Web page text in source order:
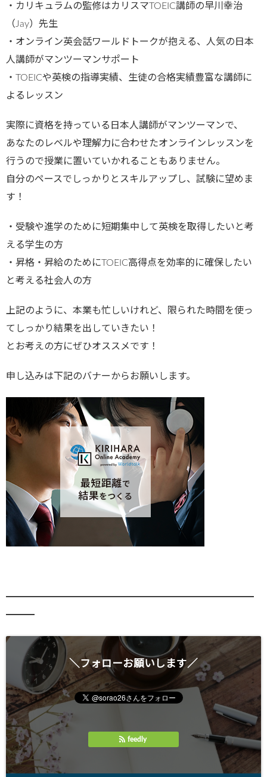
・カリキュラムの監修はカリスマTOEIC講師の早川幸治
（Jay）先生
・オンライン英会話ワールドトークが抱える、人気の日本
人講師がマンツーマンサポート
・TOEICや英検の指導実績、生徒の合格実績豊富な講師に
よるレッスン
実際に資格を持っている日本人講師がマンツーマンで、
あなたのレベルや理解力に合わせたオンラインレッスンを
行うので授業に置いていかれることもありません。
自分のペースでしっかりとスキルアップし、試験に望めま
す！
・受験や進学のために短期集中して英検を取得したいと考
える学生の方
・昇格・昇給のためにTOEIC高得点を効率的に確保したい
と考える社会人の方
上記のように、本業も忙しいけれど、限られた時間を使っ
てしっかり結果を出していきたい！
とお考えの方にぜひオススメです！
申し込みは下記のバナーからお願いします。
━━━━━━━━━━━━━━━━━━━━━━━━━━
━━━
＼フォローお願いします／
feedly